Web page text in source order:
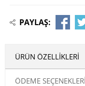
PAYLAŞ:
ÜRÜN ÖZELLIKLERI
ÖDEME SEÇENEKLERI